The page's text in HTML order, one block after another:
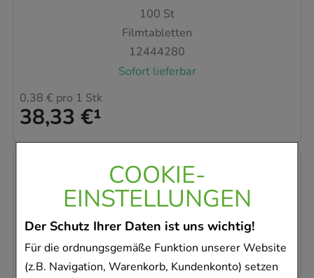
COOKIE-
EINSTELLUNGEN
Der Schutz Ihrer Daten ist uns wichtig!
Für die ordnungsgemäße Funktion unserer Website
(z.B. Navigation, Warenkorb, Kundenkonto) setzen
100 St
Filmtabletten
12444280
Sofort lieferbar
38,33 €¹
0,38 € pro 1 Stk
ETORICOXIB beta 60 mg Filmtabletten